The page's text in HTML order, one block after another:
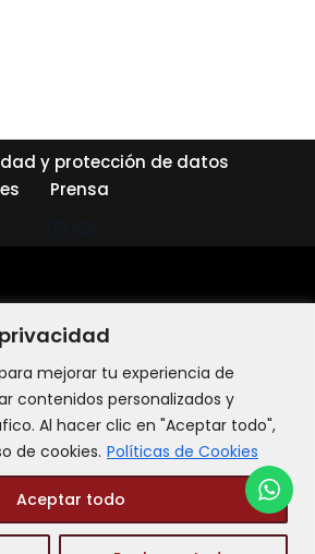
mejorar tu experiencia de
contenidos personalizados y
Al hacer clic en "Aceptar todo",
de cookies. Políticas de Cookies
Aceptar todo
y protección de datos
Prensa
Integral Transformacional - Todos los